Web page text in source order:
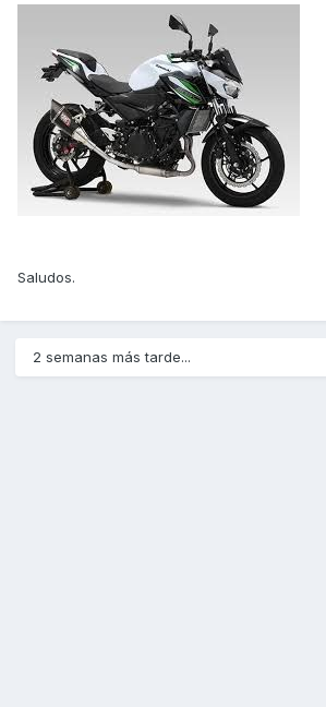
Saludos.
2 semanas más tarde...